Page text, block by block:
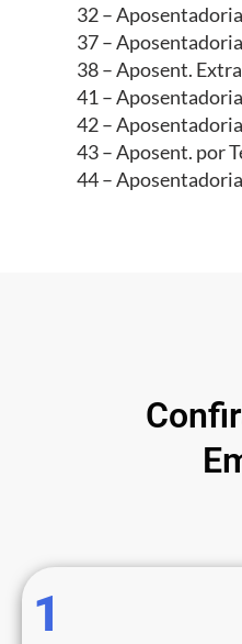
32 –
37 –
38 – Aposent.
41 –
42 –
43 – Aposent. por
44 –
1